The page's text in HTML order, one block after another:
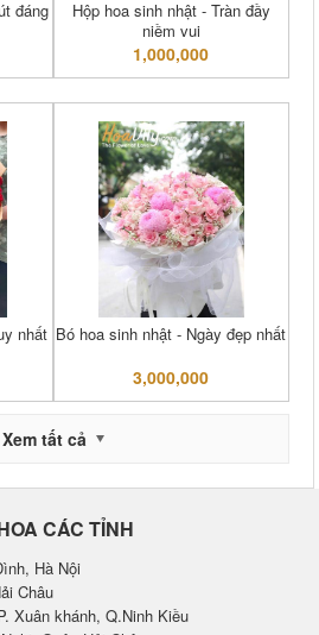
đáng
Hộp hoa sinh nhật - Tràn đầy
niềm vui
1,000,000
nhất Bó hoa sinh nhật - Ngày đẹp nhất
3,000,000
Xem tất cả
CÁC TỈNH
Hà Nội
Châu
Xuân khánh, Q.Ninh Kiều